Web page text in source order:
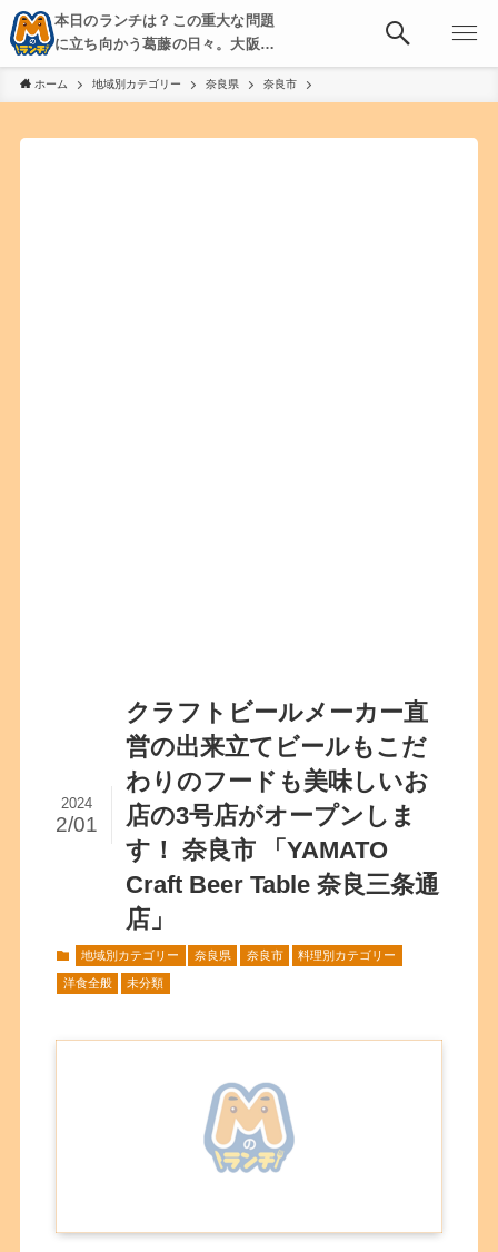
本日のランチは？この重大な問題
に立ち向かう葛藤の日々。大阪・
京都・神戸を中心とした食べ歩
き、飲み歩きを綴る。
ホーム 地域別カテゴリー 奈良県 奈良市
クラフトビールメーカー直
営の出来立てビールもこだ
わりのフードも美味しいお
店の3号店がオープンしま
す！ 奈良市 「YAMATO
Craft Beer Table 奈良三条通
店」
2024
2/01
地域別カテゴリー 奈良県 奈良市 料理別カテゴリー
洋食全般 未分類